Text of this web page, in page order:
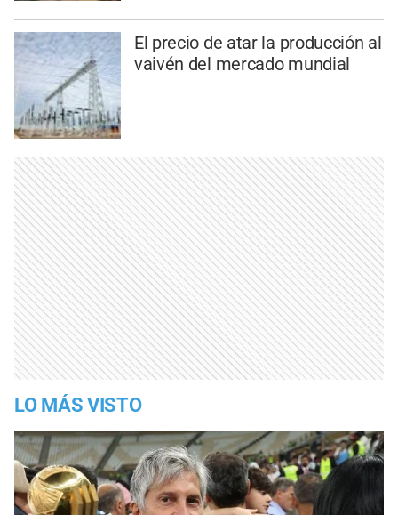
El precio de atar la producción al
vaivén del mercado mundial
LO MÁS VISTO